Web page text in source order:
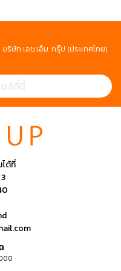
ษัท เอช.เอ็ม. กรุ๊ป (ประเทศไทย)
ด้ที่